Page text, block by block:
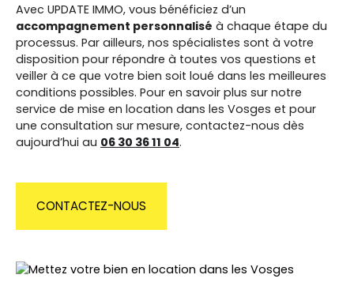
Avec UPDATE IMMO, vous bénéficiez d’un
accompagnement personnalisé à chaque étape du
processus. Par ailleurs, nos spécialistes sont à votre
disposition pour répondre à toutes vos questions et
veiller à ce que votre bien soit loué dans les meilleures
conditions possibles. Pour en savoir plus sur notre
service de mise en location dans les Vosges et pour
une consultation sur mesure, contactez-nous dès
aujourd’hui au 06 30 36 11 04.
CONTACTEZ-NOUS